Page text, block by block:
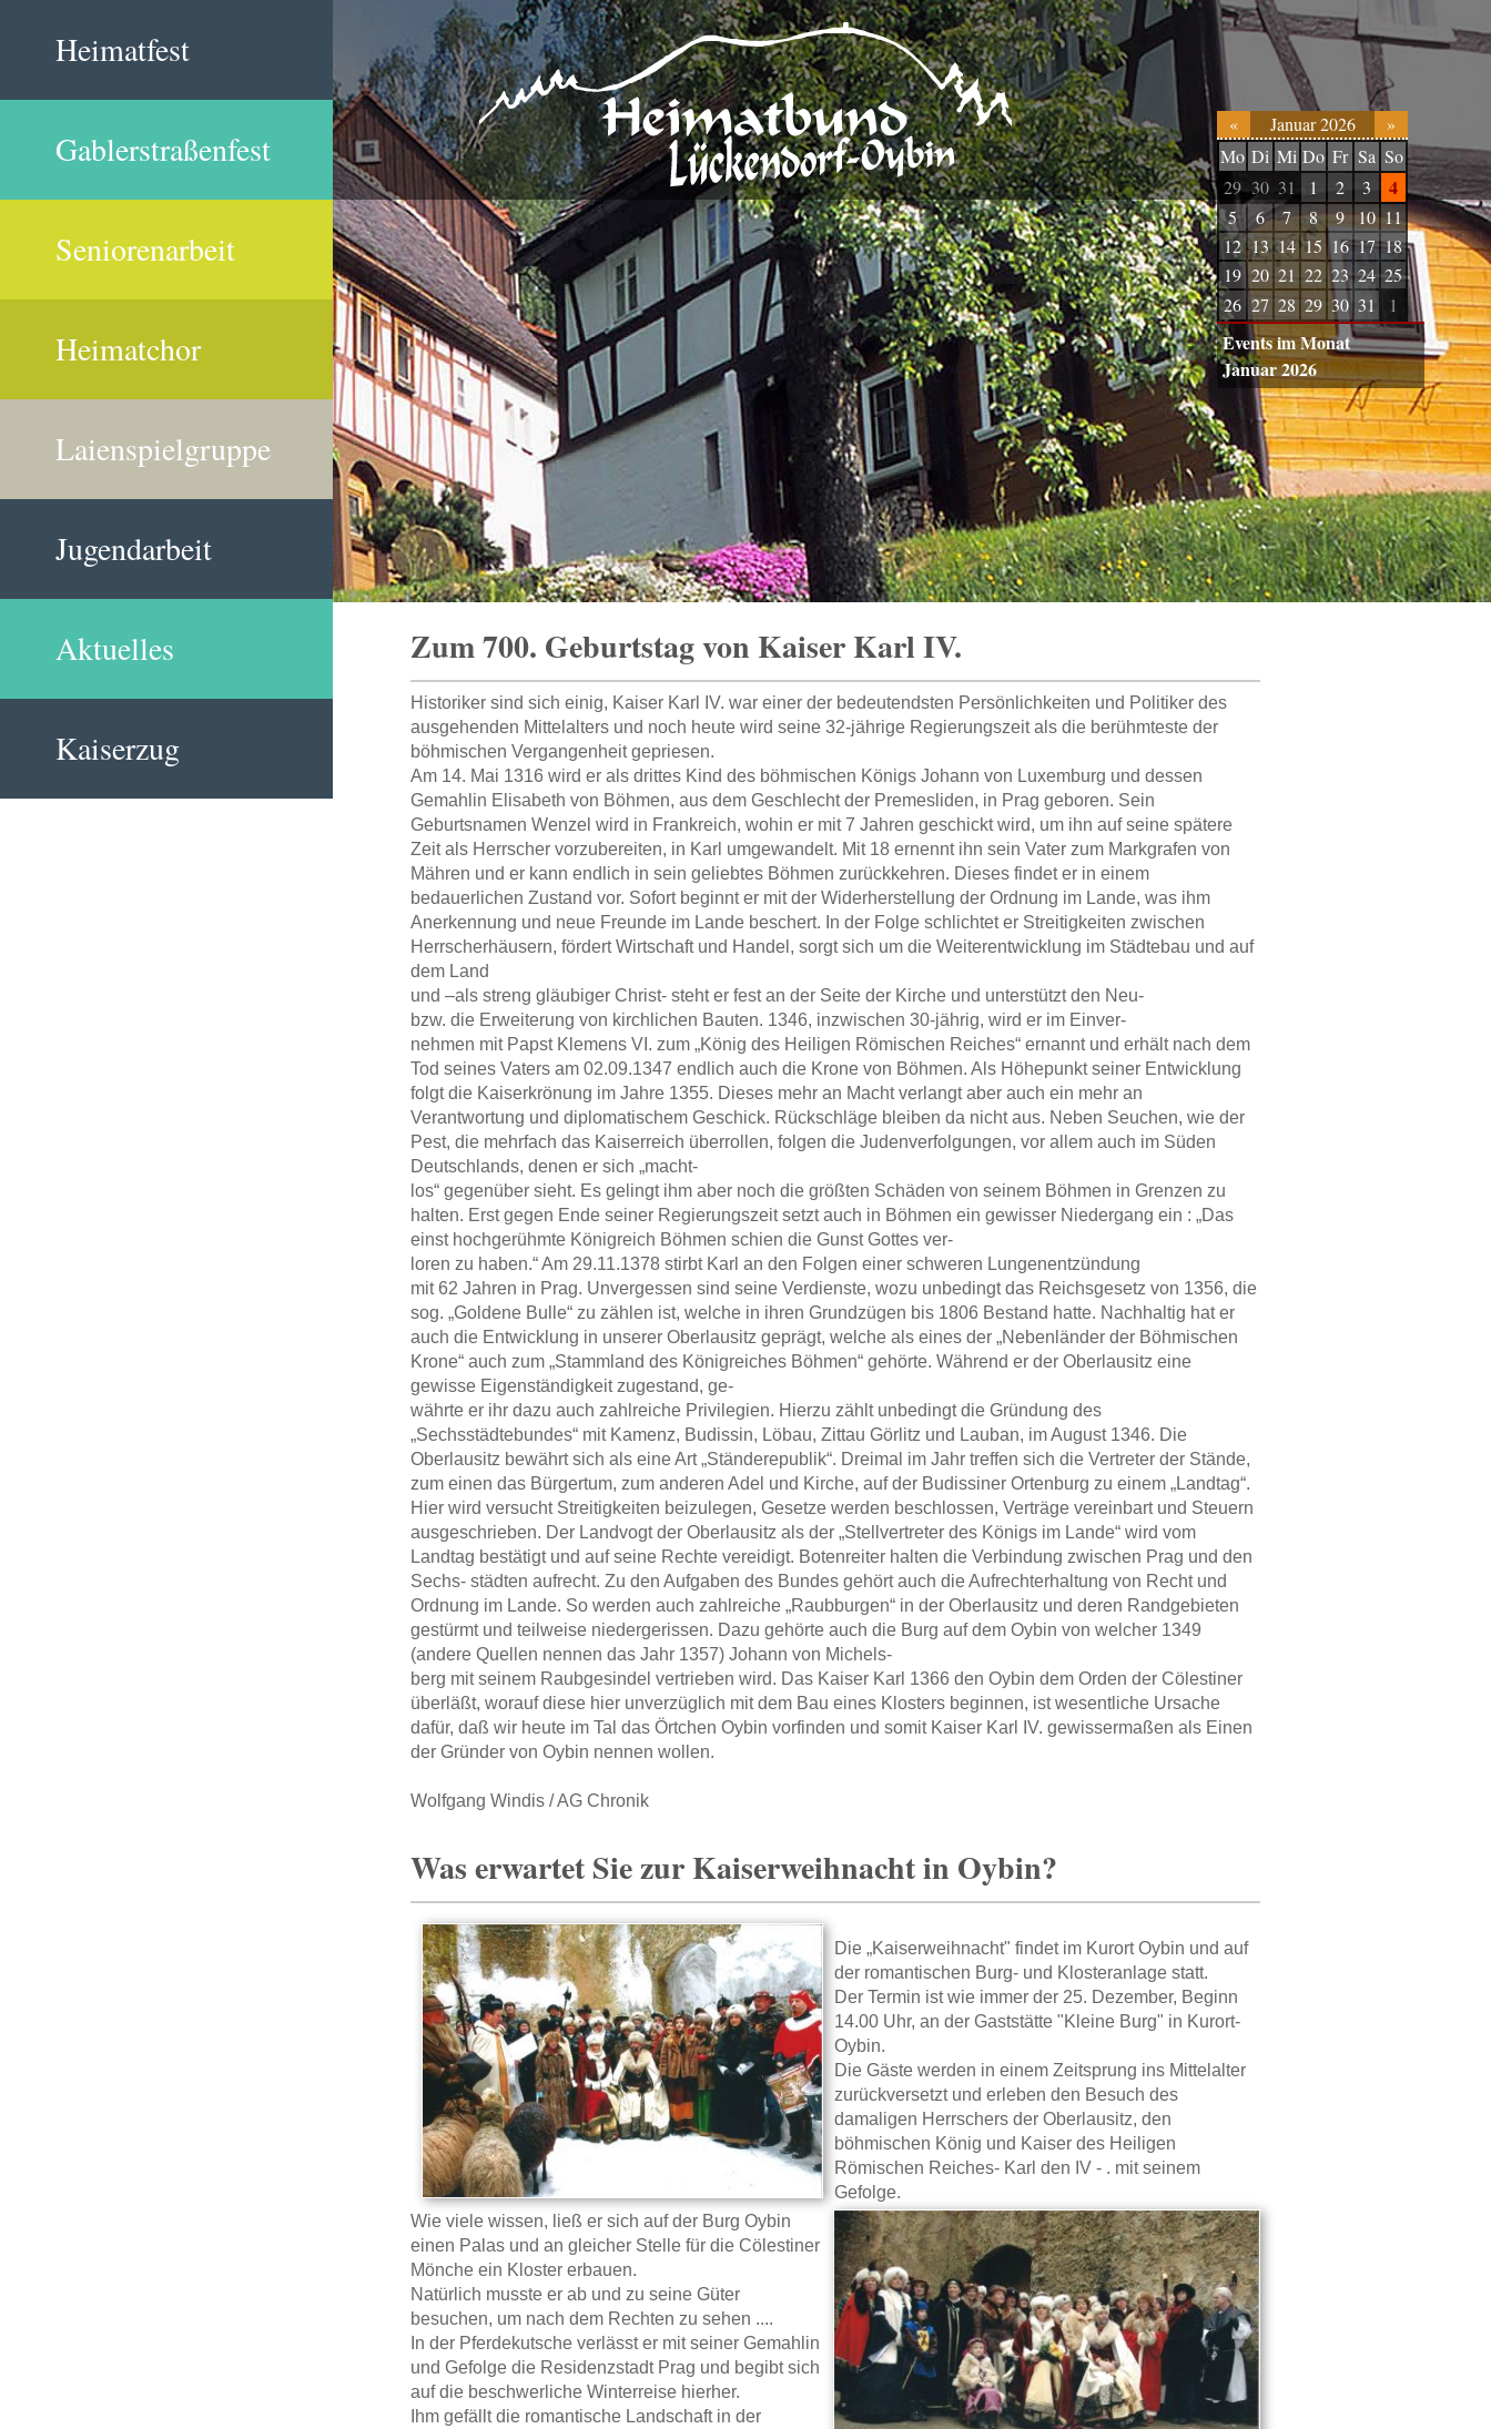
« Januar 2026
»
Mo Di Mi Do Fr Sa So
29 30 31 1 2 3 4
5 6 7 8 9 10 11
12 13 14 15 16 17 18
19 20 21 22 23 24 25
26 27 28 29 30 31 1
Events im Monat
Januar 2026
Heimatfest
Gablerstraßenfest
Seniorenarbeit
Heimatchor
Laienspielgruppe
Jugendarbeit
Aktuelles
Kaiserzug
Zum 700. Geburtstag von Kaiser Karl IV.
Historiker sind sich einig, Kaiser Karl IV. war einer der bedeutendsten Persönlichkeiten und Politiker des
ausgehenden Mittelalters und noch heute wird seine 32-jährige Regierungszeit als die berühmteste der
böhmischen Vergangenheit gepriesen.
Am 14. Mai 1316 wird er als drittes Kind des böhmischen Königs Johann von Luxemburg und dessen
Gemahlin Elisabeth von Böhmen, aus dem Geschlecht der Premesliden, in Prag geboren. Sein
Geburtsnamen Wenzel wird in Frankreich, wohin er mit 7 Jahren geschickt wird, um ihn auf seine spätere
Zeit als Herrscher vorzubereiten, in Karl umgewandelt. Mit 18 ernennt ihn sein Vater zum Markgrafen von
Mähren und er kann endlich in sein geliebtes Böhmen zurückkehren. Dieses findet er in einem
bedauerlichen Zustand vor. Sofort beginnt er mit der Widerherstellung der Ordnung im Lande, was ihm
Anerkennung und neue Freunde im Lande beschert. In der Folge schlichtet er Streitigkeiten zwischen
Herrscherhäusern, fördert Wirtschaft und Handel, sorgt sich um die Weiterentwicklung im Städtebau und auf
dem Land
und –als streng gläubiger Christ- steht er fest an der Seite der Kirche und unterstützt den Neu-
bzw. die Erweiterung von kirchlichen Bauten. 1346, inzwischen 30-jährig, wird er im Einver-
nehmen mit Papst Klemens VI. zum „König des Heiligen Römischen Reiches“ ernannt und erhält nach dem
Tod seines Vaters am 02.09.1347 endlich auch die Krone von Böhmen. Als Höhepunkt seiner Entwicklung
folgt die Kaiserkrönung im Jahre 1355. Dieses mehr an Macht verlangt aber auch ein mehr an
Verantwortung und diplomatischem Geschick. Rückschläge bleiben da nicht aus. Neben Seuchen, wie der
Pest, die mehrfach das Kaiserreich überrollen, folgen die Judenverfolgungen, vor allem auch im Süden
Deutschlands, denen er sich „macht-
los“ gegenüber sieht. Es gelingt ihm aber noch die größten Schäden von seinem Böhmen in Grenzen zu
halten. Erst gegen Ende seiner Regierungszeit setzt auch in Böhmen ein gewisser Niedergang ein : „Das
einst hochgerühmte Königreich Böhmen schien die Gunst Gottes ver-
loren zu haben.“ Am 29.11.1378 stirbt Karl an den Folgen einer schweren Lungenentzündung
mit 62 Jahren in Prag. Unvergessen sind seine Verdienste, wozu unbedingt das Reichsgesetz von 1356, die
sog. „Goldene Bulle“ zu zählen ist, welche in ihren Grundzügen bis 1806 Bestand hatte. Nachhaltig hat er
auch die Entwicklung in unserer Oberlausitz geprägt, welche als eines der „Nebenländer der Böhmischen
Krone“ auch zum „Stammland des Königreiches Böhmen“ gehörte. Während er der Oberlausitz eine
gewisse Eigenständigkeit zugestand, ge-
währte er ihr dazu auch zahlreiche Privilegien. Hierzu zählt unbedingt die Gründung des
„Sechsstädtebundes“ mit Kamenz, Budissin, Löbau, Zittau Görlitz und Lauban, im August 1346. Die
Oberlausitz bewährt sich als eine Art „Ständerepublik“. Dreimal im Jahr treffen sich die Vertreter der Stände,
zum einen das Bürgertum, zum anderen Adel und Kirche, auf der Budissiner Ortenburg zu einem „Landtag“.
Hier wird versucht Streitigkeiten beizulegen, Gesetze werden beschlossen, Verträge vereinbart und Steuern
ausgeschrieben. Der Landvogt der Oberlausitz als der „Stellvertreter des Königs im Lande“ wird vom
Landtag bestätigt und auf seine Rechte vereidigt. Botenreiter halten die Verbindung zwischen Prag und den
Sechs- städten aufrecht. Zu den Aufgaben des Bundes gehört auch die Aufrechterhaltung von Recht und
Ordnung im Lande. So werden auch zahlreiche „Raubburgen“ in der Oberlausitz und deren Randgebieten
gestürmt und teilweise niedergerissen. Dazu gehörte auch die Burg auf dem Oybin von welcher 1349
(andere Quellen nennen das Jahr 1357) Johann von Michels-
berg mit seinem Raubgesindel vertrieben wird. Das Kaiser Karl 1366 den Oybin dem Orden der Cölestiner
überläßt, worauf diese hier unverzüglich mit dem Bau eines Klosters beginnen, ist wesentliche Ursache
dafür, daß wir heute im Tal das Örtchen Oybin vorfinden und somit Kaiser Karl IV. gewissermaßen als Einen
der Gründer von Oybin nennen wollen.
Wolfgang Windis / AG Chronik
Was erwartet Sie zur Kaiserweihnacht in Oybin?
Die „Kaiserweihnacht" findet im Kurort Oybin und auf
der romantischen Burg- und Klosteranlage statt.
Der Termin ist wie immer der 25. Dezember, Beginn
14.00 Uhr, an der Gaststätte "Kleine Burg" in Kurort-
Oybin.
Die Gäste werden in einem Zeitsprung ins Mittelalter
zurückversetzt und erleben den Besuch des
damaligen Herrschers der Oberlausitz, den
böhmischen König und Kaiser des Heiligen
Römischen Reiches- Karl den IV - . mit seinem
Gefolge.
Wie viele wissen, ließ er sich auf der Burg Oybin
einen Palas und an gleicher Stelle für die Cölestiner
Mönche ein Kloster erbauen.
Natürlich musste er ab und zu seine Güter
besuchen, um nach dem Rechten zu sehen ....
In der Pferdekutsche verlässt er mit seiner Gemahlin
und Gefolge die Residenzstadt Prag und begibt sich
auf die beschwerliche Winterreise hierher.
Ihm gefällt die romantische Landschaft in der